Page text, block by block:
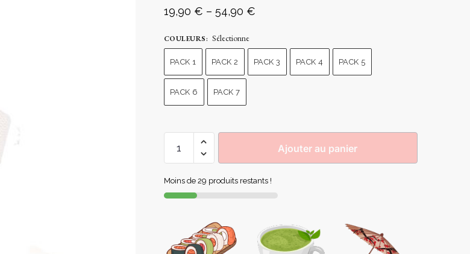
19,90 € – 54,90 €
COULEURS: Sélectionne
PACK 1 PACK 2 PACK 3 PACK 4 PACK 5
PACK 6 PACK 7
Ajouter au panier
Moins de 29 produits restants !